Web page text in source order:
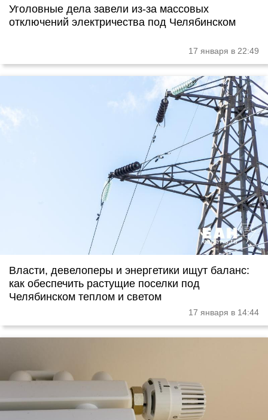
Уголовные дела завели из-за массовых
отключений электричества под Челябинском
17 января в 22:49
Власти, девелоперы и энергетики ищут баланс:
как обеспечить растущие поселки под
Челябинском теплом и светом
17 января в 14:44